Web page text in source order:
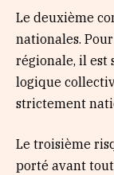
Le deuxième
nationales.
régionale, il est
logique
strictement
Le troisième
porté avant